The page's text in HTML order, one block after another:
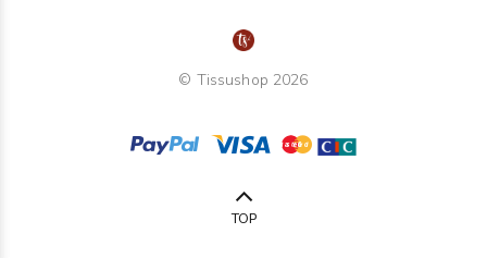
© Tissushop 2026
TOP